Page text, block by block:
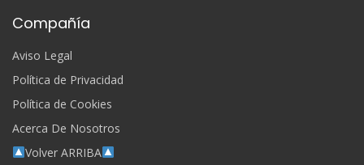
Compañía
Aviso Legal
Política de Privacidad
Política de Cookies
Acerca De Nosotros
Volver ARRIBA